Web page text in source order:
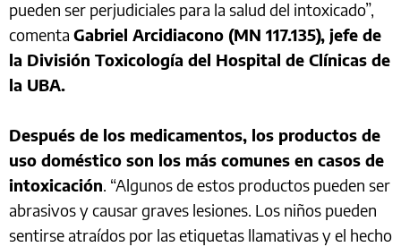
pueden ser perjudiciales para la salud del intoxicado”,
comenta Gabriel Arcidiacono (MN 117.135), jefe de
la División Toxicología del Hospital de Clínicas de
la UBA.
Después de los medicamentos, los productos de
uso doméstico son los más comunes en casos de
intoxicación. “Algunos de estos productos pueden ser
abrasivos y causar graves lesiones. Los niños pueden
sentirse atraídos por las etiquetas llamativas y el hecho